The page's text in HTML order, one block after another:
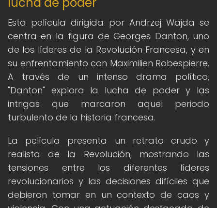
Esta película dirigida por Andrzej Wajda se
centra en la figura de Georges Danton, uno
de los líderes de la Revolución Francesa, y en
su enfrentamiento con Maximilien Robespierre.
A través de un intenso drama político,
"Danton" explora la lucha de poder y las
intrigas que marcaron aquel periodo
turbulento de la historia francesa.
La película presenta un retrato crudo y
realista de la Revolución, mostrando las
tensiones entre los diferentes líderes
revolucionarios y las decisiones difíciles que
debieron tomar en un contexto de caos y